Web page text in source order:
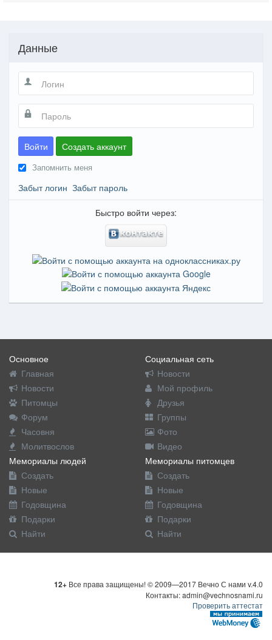
Данные
Войти Создать аккаунт
Запомнить меня
Забыт логин Забыт пароль
Быстро войти через:
Основное
Главная
Новости
Питомцы
Форум
Часовня
Молитвослов
Социальная сеть
Новости
Мой профиль
Друзья
Группы
Фото
Видео
Мемориалы людей
Создать
Новые
Годовщина
Подарки
Найти
Мемориалы питомцев
Создать
Новые
Годовщина
Подарки
Найти
12+ Все права защищены! © 2009—2017 Вечно С нами v.4.0
Контакты: admin@vechnosnami.ru
Проверить аттестат